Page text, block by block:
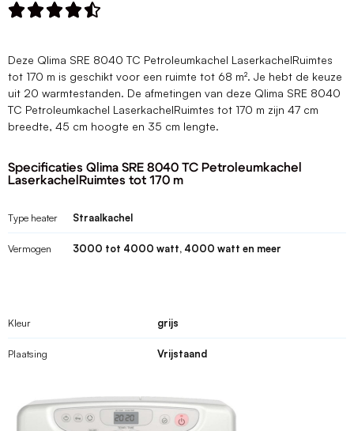

Deze Qlima SRE 8040 TC Petroleumkachel LaserkachelRuimtes
tot 170 m is geschikt voor een ruimte tot 68 m². Je hebt de keuze
uit 20 warmtestanden. De afmetingen van deze Qlima SRE 8040
TC Petroleumkachel LaserkachelRuimtes tot 170 m zijn 47 cm
breedte, 45 cm hoogte en 35 cm lengte.
Specificaties Qlima SRE 8040 TC Petroleumkachel
LaserkachelRuimtes tot 170 m
Type heater Straalkachel
Vermogen 3000 tot 4000 watt, 4000 watt en meer
Kleur grijs
Plaatsing Vrijstaand